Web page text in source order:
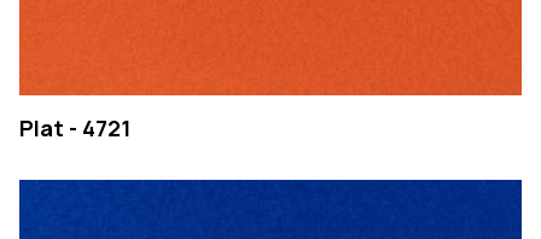
Plat - 4721